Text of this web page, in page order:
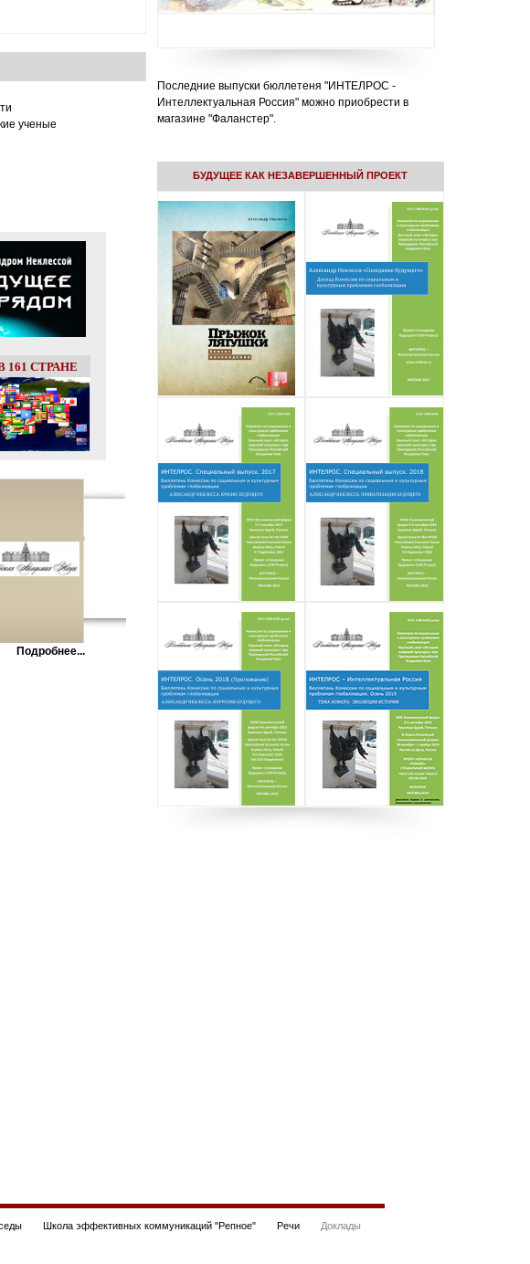
ученые
СТРАНЕ
Подробнее...
Последние выпуски бюллетеня "ИНТЕЛРОС -
Интеллектуальная Россия" можно приобрести в
магазине "Фаланстер".
БУДУЩЕЕ КАК НЕЗАВЕРШЕННЫЙ ПРОЕКТ
Школа эффективных коммуникаций "Репное" Речи
Доклады